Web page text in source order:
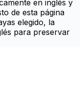
en inglés y
de esta página
elegido, la
para preservar